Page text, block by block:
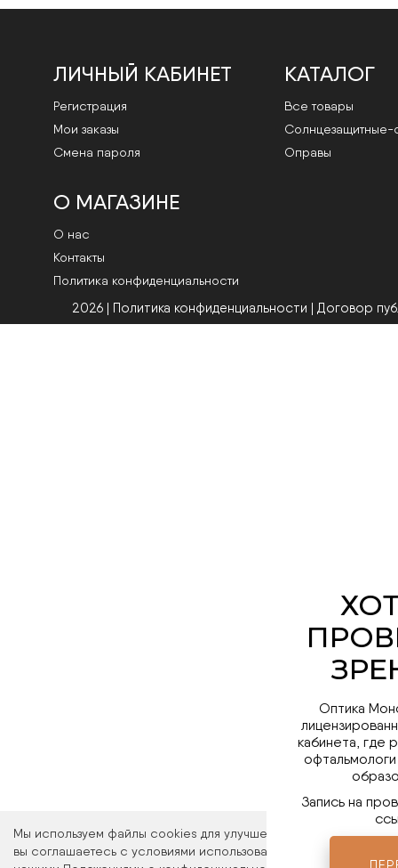
Мы используем файлы cookies для улучшения работы сайта.
вы соглашаетесь с условиями использования файлов cookies.
ЛИЧНЫЙ КАБИНЕТ
Регистрация
Мои заказы
Смена пароля
КАТАЛОГ
Все товары
Cолнцезащитные-
Оправы
О МАГАЗИНЕ
О нас
Контакты
Политика конфиденциальности
2026 | Политика конфиденциальности | Договор
Оптика
кабинета, где
Запись на